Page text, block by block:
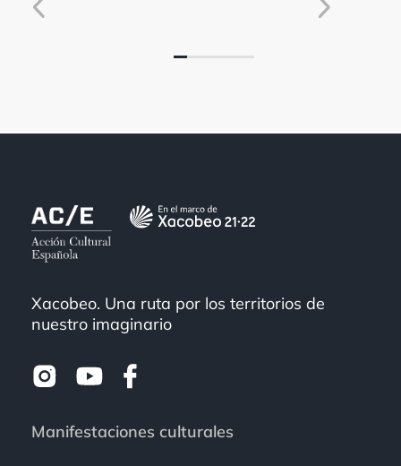
Xacobeo. Una ruta por los territorios de
nuestro imaginario
Manifestaciones culturales